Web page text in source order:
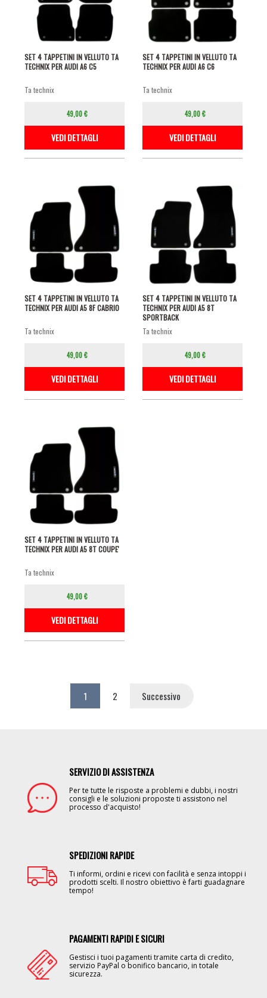
SET 4 TAPPETINI IN VELLUTO TA
TECHNIX PER AUDI A6 C5
ta technix
49,00 €
VEDI DETTAGLI
SET 4 TAPPETINI IN VELLUTO TA
TECHNIX PER AUDI A6 C6
ta technix
49,00 €
VEDI DETTAGLI
SET 4 TAPPETINI IN VELLUTO TA
TECHNIX PER AUDI A5 8F CABRIO
ta technix
49,00 €
VEDI DETTAGLI
SET 4 TAPPETINI IN VELLUTO TA
TECHNIX PER AUDI A5 8T
SPORTBACK
ta technix
49,00 €
VEDI DETTAGLI
SET 4 TAPPETINI IN VELLUTO TA
TECHNIX PER AUDI A5 8T COUPE'
ta technix
49,00 €
VEDI DETTAGLI
PaginazionePagina
1 Page
2
Pagina
Successivo
SERVIZIO DI ASSISTENZA
Per te tutte le risposte a problemi e dubbi, i nostri
consigli e le soluzioni proposte ti assistono nel
processo d'acquisto!
SPEDIZIONI RAPIDE
Ti informi, ordini e ricevi con facilità e senza intoppi i
prodotti scelti. Il nostro obiettivo è farti guadagnare
tempo!
PAGAMENTI RAPIDI E SICURI
Gestisci i tuoi pagamenti tramite carta di credito,
servizio PayPal o bonifico bancario, in totale
sicurezza.